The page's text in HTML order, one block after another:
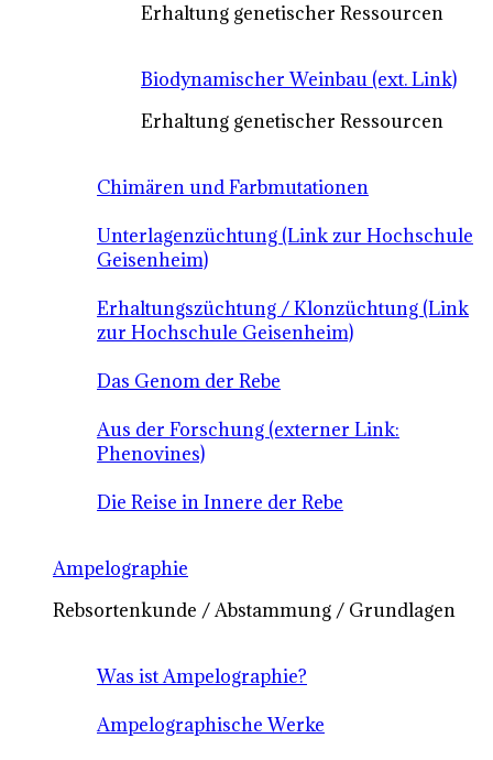
Erhaltung genetischer Ressourcen
Biodynamischer Weinbau (ext. Link)
Erhaltung genetischer Ressourcen
Chimären und Farbmutationen
Unterlagenzüchtung (Link zur Hochschule
Geisenheim)
Erhaltungszüchtung / Klonzüchtung (Link
zur Hochschule Geisenheim)
Das Genom der Rebe
Aus der Forschung (externer Link:
Phenovines)
Die Reise in Innere der Rebe
Ampelographie
Rebsortenkunde / Abstammung / Grundlagen
Was ist Ampelographie?
Ampelographische Werke